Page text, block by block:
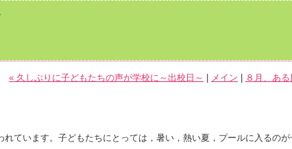
« 久しぶりに子どもたちの声が学校に～出校日～ メイン
８月、あ
ています。子どもたちにとっては，暑い，熱い夏，プールに入るのが